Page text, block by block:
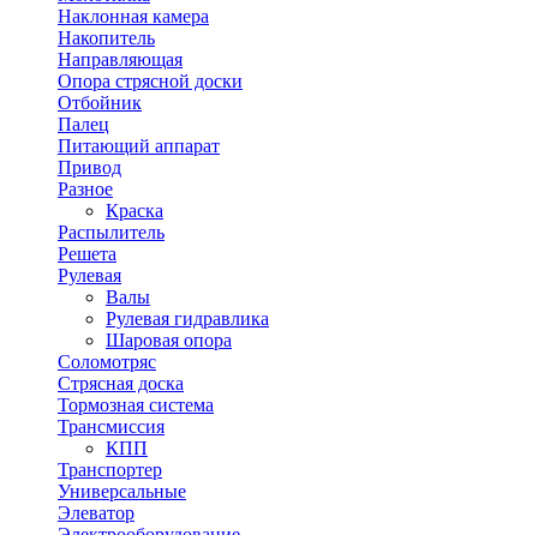
Наклонная камера
Накопитель
Направляющая
Опора стрясной доски
Отбойник
Палец
Питающий аппарат
Привод
Разное
Краска
Распылитель
Решета
Рулевая
Валы
Рулевая гидравлика
Шаровая опора
Соломотряс
Стрясная доска
Тормозная система
Трансмиссия
КПП
Транспортер
Универсальные
Элеватор